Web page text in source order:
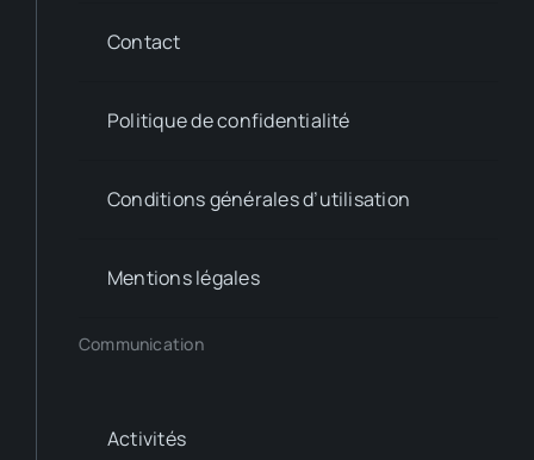
Contact
Politique de confidentialité
Conditions générales d’utilisation
Mentions légales
Communication
Activités